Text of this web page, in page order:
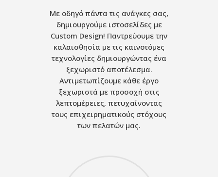
Mε οδηγό πάντα τις ανάγκες σας,
δημιουργούμε ιστοσελίδες με
Custom Design! Παντρεύουμε την
καλαισθησία με τις καινοτόμες
τεχνολογίες δημιουργώντας ένα
ξεχωριστό αποτέλεσμα.
Αντιμετωπίζουμε κάθε έργο
ξεχωριστά με προσοχή στις
λεπτομέρειες, πετυχαίνοντας
τους επιχειρηματικούς στόχους
των πελατών μας.